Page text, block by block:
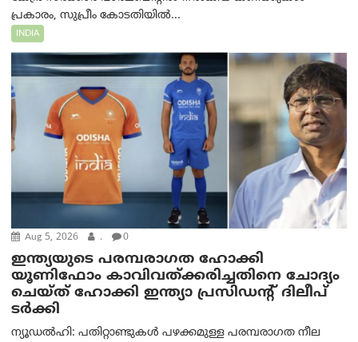
പ്രകാരം, സുപ്രീം കോടതിയിൽ...
INDIA
Aug 5, 2026 . 0
ഇന്ത്യയുടെ പരമ്പരാഗത ഹോക്കി
യൂണിഫോം കാവിവത്ക്കരിച്ചതിനെ ചോദ്യം
ചെയ്ത് ഹോക്കി ഇന്ത്യാ പ്രസിഡന്റ് ദിലീപ്
ടര്‍ക്കി
ന്യൂഡൽഹി: പതിറ്റാണ്ടുകൾ പഴക്കമുള്ള പരമ്പരാഗത നീല